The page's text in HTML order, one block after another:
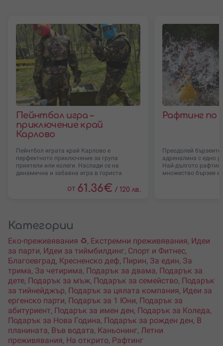
Пейнтбол игра –
приключение край
Карлово
Пейнтбол играта край Карлово е
перфектното приключение за група
приятели или колеги. Наслади се на
динамична и забавна игра в гориста
от 61.36€ / 120 лв.
Рафтинг по
Преодолей
адреналина с едно
Най-дългото
множество бързеи и
Категории
Еко-преживявания ♻️, Екстремни преживявания, Идеи
за парти, Идеи за тиймбилдинг, Спорт и Фитнес,
Благоевград, Кресненско деф, Пирин, За един, За
трима, За четирима, Подарък за двама, Подарък за
дете, Подарък за мъж, Подарък за семейство, Подарък
за тийнейджър, Подарък за цялата компания, Идеи за
ергенско парти, Подарък за 1 Юни, Подарък за
абитуриент, Подарък за имен ден, Подарък за Коледа,
Подарък за Нова Година, Подарък за рожден ден, В
планината, Във водата, Каньонинг, Летни
преживявания, На открито, Рафтинг